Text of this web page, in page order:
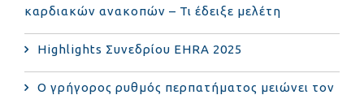
καρδιακών ανακοπών – Τι έδειξε μελέτη
Highlights Συνεδρίου EHRA 2025
Ο γρήγορος ρυθμός περπατήματος μειώνει τον